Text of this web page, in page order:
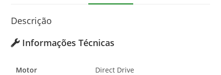
Descrição
Informações Técnicas
Motor Direct Drive